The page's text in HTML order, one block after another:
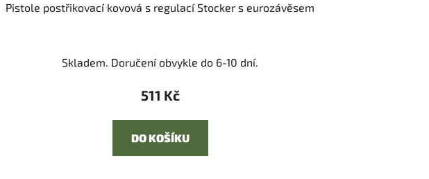
Pistole postřikovací kovová s regulací Stocker s eurozávěsem
Skladem. Doručení obvykle do 6-10 dní.
511 Kč
DO KOŠÍKU